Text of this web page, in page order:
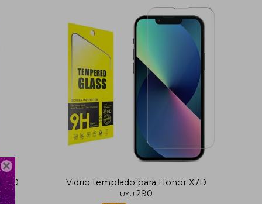

Vidrio templado para Honor X7D
UYU 290